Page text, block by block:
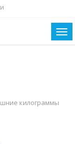
килограммы